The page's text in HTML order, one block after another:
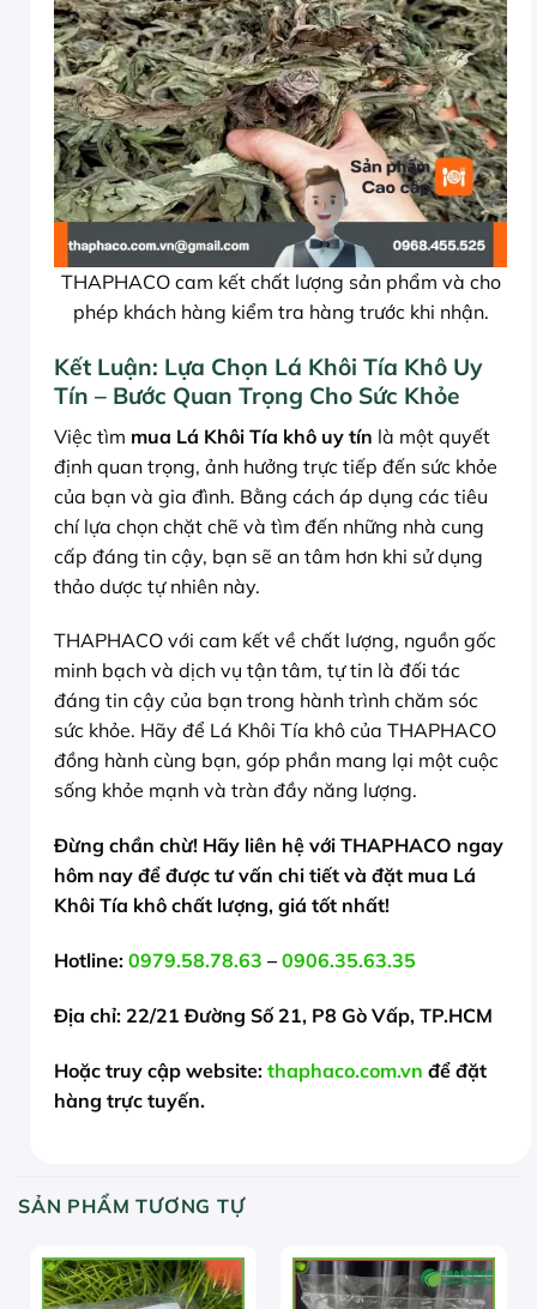
THAPHACO cam kết chất lượng sản phẩm và cho
phép khách hàng kiểm tra hàng trước khi nhận.
Kết Luận: Lựa Chọn Lá Khôi Tía Khô Uy
Tín – Bước Quan Trọng Cho Sức Khỏe
Việc tìm mua Lá Khôi Tía khô uy tín là một quyết
định quan trọng, ảnh hưởng trực tiếp đến sức khỏe
của bạn và gia đình. Bằng cách áp dụng các tiêu
chí lựa chọn chặt chẽ và tìm đến những nhà cung
cấp đáng tin cậy, bạn sẽ an tâm hơn khi sử dụng
thảo dược tự nhiên này.
THAPHACO với cam kết về chất lượng, nguồn gốc
minh bạch và dịch vụ tận tâm, tự tin là đối tác
đáng tin cậy của bạn trong hành trình chăm sóc
sức khỏe. Hãy để Lá Khôi Tía khô của THAPHACO
đồng hành cùng bạn, góp phần mang lại một cuộc
sống khỏe mạnh và tràn đầy năng lượng.
Đừng chần chừ! Hãy liên hệ với THAPHACO ngay
hôm nay để được tư vấn chi tiết và đặt mua Lá
Khôi Tía khô chất lượng, giá tốt nhất!
Hotline: 0979.58.78.63 – 0906.35.63.35
Địa chỉ: 22/21 Đường Số 21, P8 Gò Vấp, TP.HCM
Hoặc truy cập website: thaphaco.com.vn để đặt
hàng trực tuyến.
SẢN PHẨM TƯƠNG TỰ